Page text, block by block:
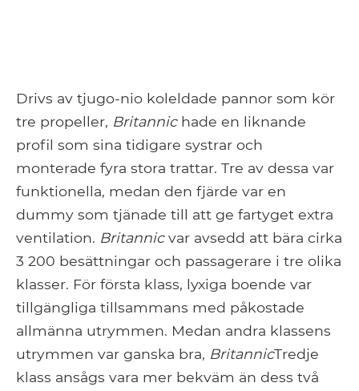
Drivs av tjugo-nio koleldade pannor som kör
tre propeller, Britannichade en liknande
profil som sina tidigare systrar och
monterade fyra stora trattar. Tre av dessa var
funktionella, medan den fjärde var en
dummy som tjänade till att ge fartyget extra
ventilation. Britannicvar avsedd att bära cirka
3 200 besättningar och passagerare i tre olika
klasser. För första klass, lyxiga boende var
tillgängliga tillsammans med påkostade
allmänna utrymmen. Medan andra klassens
utrymmen var ganska bra, BritannicTredje
klass ansågs vara mer bekväm än dess två